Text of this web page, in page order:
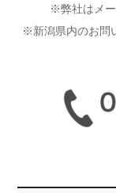
※弊社はメー
※新潟県内のお問